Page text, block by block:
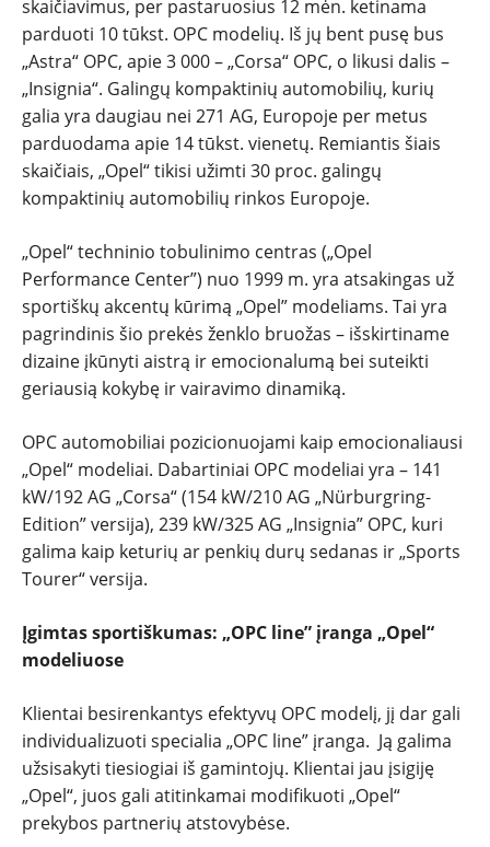
skaičiavimus, per pastaruosius 12 mėn. ketinama
parduoti 10 tūkst. OPC modelių. Iš jų bent pusę bus
„Astra“ OPC, apie 3 000 – „Corsa“ OPC, o likusi dalis –
„Insignia“. Galingų kompaktinių automobilių, kurių
galia yra daugiau nei 271 AG, Europoje per metus
parduodama apie 14 tūkst. vienetų. Remiantis šiais
skaičiais, „Opel“ tikisi užimti 30 proc. galingų
kompaktinių automobilių rinkos Europoje.
„Opel“ techninio tobulinimo centras („Opel
Performance Center”) nuo 1999 m. yra atsakingas už
sportiškų akcentų kūrimą „Opel” modeliams. Tai yra
pagrindinis šio prekės ženklo bruožas – išskirtiname
dizaine įkūnyti aistrą ir emocionalumą bei suteikti
geriausią kokybę ir vairavimo dinamiką.
OPC automobiliai pozicionuojami kaip emocionaliausi
„Opel“ modeliai. Dabartiniai OPC modeliai yra – 141
kW/192 AG „Corsa“ (154 kW/210 AG „Nürburgring-
Edition” versija), 239 kW/325 AG „Insignia” OPC, kuri
galima kaip keturių ar penkių durų sedanas ir „Sports
Tourer“ versija.
Įgimtas sportiškumas: „OPC line” įranga „Opel“
modeliuose
Klientai besirenkantys efektyvų OPC modelį, jį dar gali
individualizuoti specialia „OPC line” įranga. Ją galima
užsisakyti tiesiogiai iš gamintojų. Klientai jau įsigiję
„Opel“, juos gali atitinkamai modifikuoti „Opel“
prekybos partnerių atstovybėse.